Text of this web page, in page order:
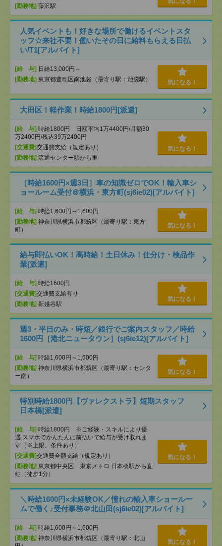
[勤務地] 藤沢駅
人気イベントも！好きな場所で働けるイベントスタ
ッフ☆来社不要！働いたその日に給料もらえる日払
い/T1[アルバイト]
[給 与] 日給13,000円～
[勤務地] 東京都豊島区南池袋（最寄り駅：池袋駅） 気になる！
大田区！軽作業！時給1800円[派遣]
[給 与] 時給1800円 日額平均1万4400円/月額30
万2400円/残込39万2400円
[交通費]交通費支給（規定あり）
[勤務地] 流通センター駅から車
気になる！
［時給1600円×週3日］車の知識ゼロでOK！輸入車シ
ョールーム受付＠横浜・東方町(sj6ie02)[アルバイト]
[給 与] 時給1,600円～1,600円
[勤務地] 神奈川県横浜市都筑区（最寄り駅：東方
町）
気になる！
給与即払いOK！高時給！土日休み！仕分け・検品作
業[派遣]
[給 与] 時給1600円
[交通費]交通費支給有り
[勤務地] 新越谷駅
気になる！
週3・平日のみ・時短／銀行でご案内スタッフ／時給
1600円［港北ニュータウン］(sj6ie12)[アルバイト]
[給 与] 時給1,600円～1,600円
[勤務地] 神奈川県横浜市都筑区（最寄り駅：センタ
ー南）
気になる！
特別時給1800円【ヴァレクストラ】短期スタッフ
日本橋[派遣]
[給 与] 時給1800円 ※ご経験・スキルにより優
遇 スマホでかんたんに前払いで給与が受け取れま
す（※上限、条件あり）
[交通費]交通費全額支給（規定あり）
[勤務地] 東京都中央区 東京メトロ 日本橋駅から直
結（徒歩1分）
気になる！
＼時給1600円×未経験OK／憧れの輸入車ショールー
ムで働く♪受付事務＠北山田(sj6ie02)[アルバイト]
[給 与] 時給1,600円～1,600円
[勤務地] 神奈川県横浜市都筑区（最寄り駅：北山
気になる！